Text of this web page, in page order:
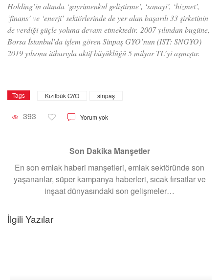
Holding’in altında ‘gayrimenkul geliştirme’, ‘sanayi’, ‘hizmet’,
‘finans’ ve ‘enerji’ sektörlerinde de yer alan başarılı 33 şirketinin
de verdiği güçle yoluna devam etmektedir. 2007 yılından bugüne,
Borsa İstanbul’da işlem gören Sinpaş GYO’nun (IST: SNGYO)
2019 yılsonu itibarıyla aktif büyüklüğü 5 milyar TL’yi aşmıştır.
Tags Kızılbük GYO sinpaş
393 Yorum yok
Son Dakika Manşetler
En son emlak haberi manşetleri, emlak sektöründe son
yaşananlar, süper kampanya haberleri, sıcak fırsatlar ve
inşaat dünyasındaki son gelişmeler…
İlgili Yazılar